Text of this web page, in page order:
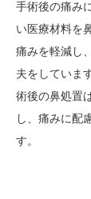
手術後の痛み
い医療材料を
痛みを軽減し
夫をしています
術後の鼻処置
し、痛みに配
す。